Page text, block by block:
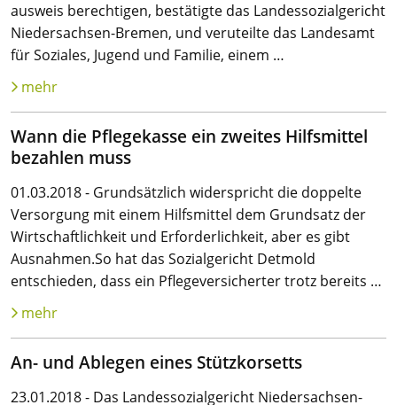
ausweis berechtigen, bestätigte das Landessozialgericht
Niedersachsen-Bremen, und veruteilte das Landesamt
für Soziales, Jugend und Familie, einem …
mehr
Wann die Pflegekasse ein zweites Hilfsmittel
bezahlen muss
01.03.2018 - Grundsätzlich widerspricht die doppelte
Versorgung mit einem Hilfsmittel dem Grundsatz der
Wirtschaftlichkeit und Erforderlichkeit, aber es gibt
Ausnahmen.So hat das Sozialgericht Detmold
entschieden, dass ein Pflegeversicherter trotz bereits …
mehr
An- und Ablegen eines Stützkorsetts
23.01.2018 - Das Landessozialgericht Niedersachsen-